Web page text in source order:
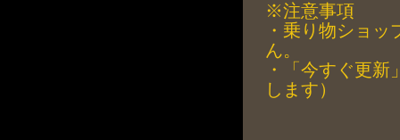
※注意事項
・乗り物ショ
ん。
・「今すぐ更
します）